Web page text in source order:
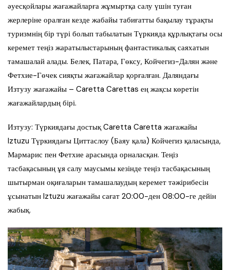
әуесқойлары жағажайларға жұмыртқа салу үшін туған
жерлеріне оралған кезде жабайы табиғатты бақылау тұрақты
туризмнің бір түрі болып табылатын Түркияда құрлықтағы осы
керемет теңіз жаратылыстарының фантастикалық саяхатын
тамашалай алады. Белек, Патара, Гөксу, Койчегиз-Далян және
Фетхие-Гөчек сияқты жағажайлар қорғалған. Даляндағы
Изтузу жағажайы – Caretta Carettas ең жақсы көретін
жағажайлардың бірі.
Изтузу: Түркиядағы достық Caretta Caretta жағажайы
Iztuzu Түркиядағы Циттаслоу (Баяу қала) Койчегиз қаласында,
Мармарис пен Фетхие арасында орналасқан. Теңіз
тасбақасының ұя салу маусымы кезінде теңіз тасбақасының
шытырман оқиғаларын тамашалаудың керемет тәжірибесін
ұсынатын Iztuzu жағажайы сағат 20:00-ден 08:00-ге дейін
жабық.